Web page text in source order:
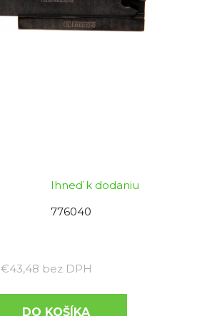
Ihneď k dodaniu
776040
€43,48 bez DPH
DO KOŠÍKA